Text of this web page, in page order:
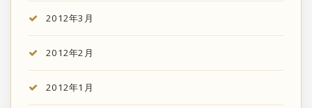
2012年3月
2012年2月
2012年1月